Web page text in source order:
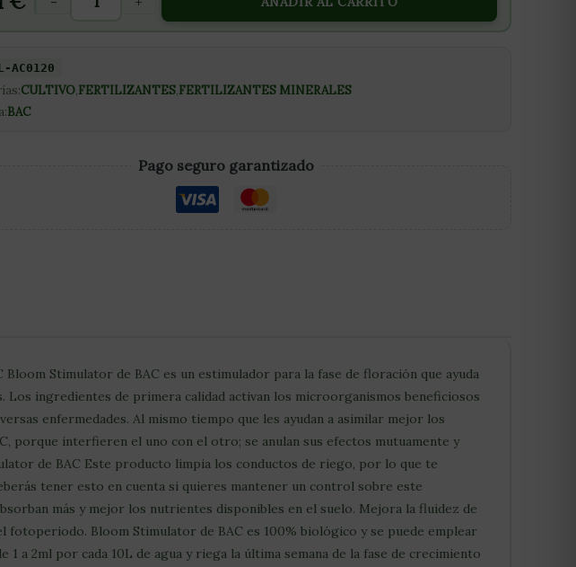
AC0120
CULTIVO,FERTILIZANTES,FERTILIZANTES MINERALES
BAC
Pago seguro garantizado
Stimulator de BAC es un estimulador para la fase de floración que ayuda
ingredientes de primera calidad activan los microorganismos beneficiosos
enfermedades. Al mismo tiempo que les ayudan a asimilar mejor los
porque interfieren el uno con el otro; se anulan sus efectos mutuamente y
de BAC Este producto limpia los conductos de riego, por lo que te
tener esto en cuenta si quieres mantener un control sobre este
más y mejor los nutrientes disponibles en el suelo. Mejora la fluidez de
Bloom Stimulator de BAC es 100% biológico y se puede emplear
a 2ml por cada 10L de agua y riega la última semana de la fase de crecimiento